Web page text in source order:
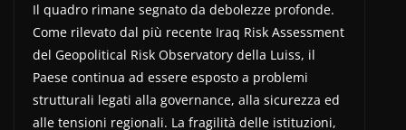
Il quadro rimane segnato da debolezze profonde.
Come rilevato dal più recente Iraq Risk Assessment
del Geopolitical Risk Observatory della Luiss, il
Paese continua ad essere esposto a problemi
strutturali legati alla governance, alla sicurezza ed
alle tensioni regionali. La fragilità delle istituzioni,